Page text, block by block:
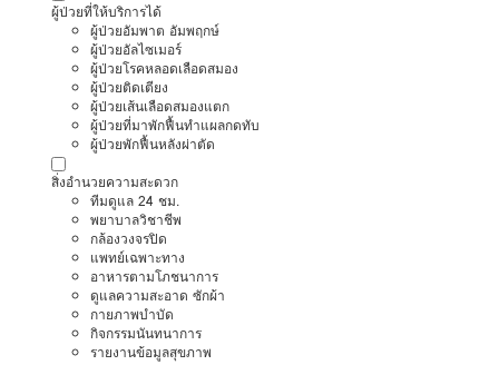
ผู้ป่วยที่ให้บริการได้
ผู้ป่วยอัมพาต อัมพฤกษ์
ผู้ป่วยอัลไซเมอร์
ผู้ป่วยโรคหลอดเลือดสมอง
ผู้ป่วยติดเตียง
ผู้ป่วยเส้นเลือดสมองแตก
ผู้ป่วยที่มาพักฟื้นทำแผลกดทับ
ผู้ป่วยพักฟื้นหลังผ่าตัด
สิ่งอำนวยความสะดวก
ทีมดูแล 24 ชม.
พยาบาลวิชาชีพ
กล้องวงจรปิด
แพทย์เฉพาะทาง
อาหารตามโภชนาการ
ดูแลความสะอาด ซักผ้า
กายภาพบำบัด
กิจกรรมนันทนาการ
รายงานข้อมูลสุขภาพ